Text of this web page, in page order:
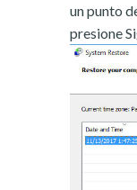
un punto
presione